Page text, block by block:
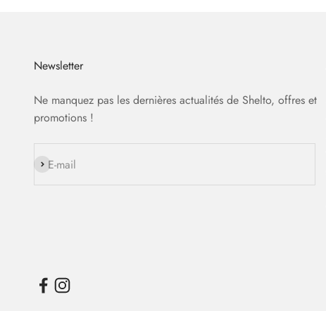
Newsletter
Ne manquez pas les dernières actualités de Shelto, offres et
promotions !
E-mail
S'inscrire